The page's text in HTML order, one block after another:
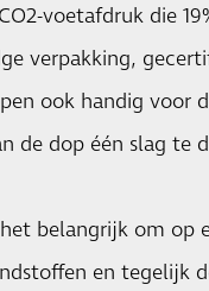
voetafdruk die
verpakking,
ook handig voor
de dop één slag te
belangrijk om
en tegelijk